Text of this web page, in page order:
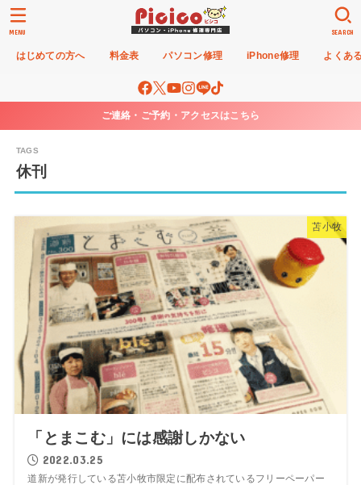
はじめての方へ 料金表 パソコン修理 iPhone修理 よくあ
SEARCH
MENU
ご連絡・ご予約・アクセスはこちら
休刊
苫小牧
「とまこむ」には感謝しかない
2022.03.25
道新が発行している苫小牧市限定に配布されているフリーペーパー